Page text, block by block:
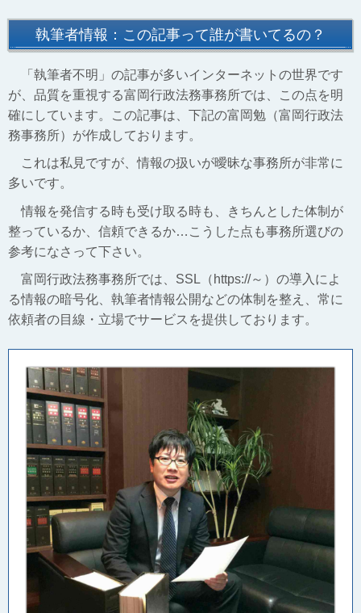
執筆者情報：この記事って誰が書いてるの？
「執筆者不明」の記事が多いインターネットの世界です
が、品質を重視する富岡行政法務事務所では、この点を明
確にしています。この記事は、下記の富岡勉（富岡行政法
務事務所）が作成しております。
これは私見ですが、情報の扱いが曖昧な事務所が非常に
多いです。
情報を発信する時も受け取る時も、きちんとした体制が
整っているか、信頼できるか…こうした点も事務所選びの
参考になさって下さい。
富岡行政法務事務所では、SSL（https://～）の導入によ
る情報の暗号化、執筆者情報公開などの体制を整え、常に
依頼者の目線・立場でサービスを提供しております。